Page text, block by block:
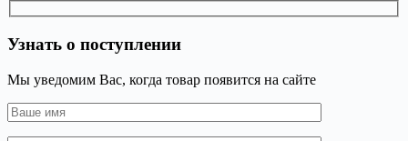
Узнать о поступлении
Мы уведомим Вас, когда товар появится на сайте